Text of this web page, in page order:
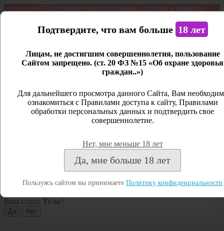
Внимание! По техническим причинам, остатки и цены на
является демонстрационным. Дистанционная продажа не
Открыть сайдбар
Личный кабинет
Закрыть
Посмотреть все результаты
Ваш город Тула ?
Подтвердите, что вам больше 18 лет
Лицам, не достигшим совершеннолетия, пользование
Сайтом запрещено. (ст. 20 ФЗ №15 «Об охране здоровья
граждан..»)
Для дальнейшего просмотра данного Сайта, Вам
ознакомиться с Правилами доступа к сайту, Правилами
обработки персональных данных и подтвердить свое
совершеннолетие.
Нет, мне меньше 18 лет
Да, мне больше 18 лет
Пользуясь сайтом вы принимаете Политику конфиденциальности